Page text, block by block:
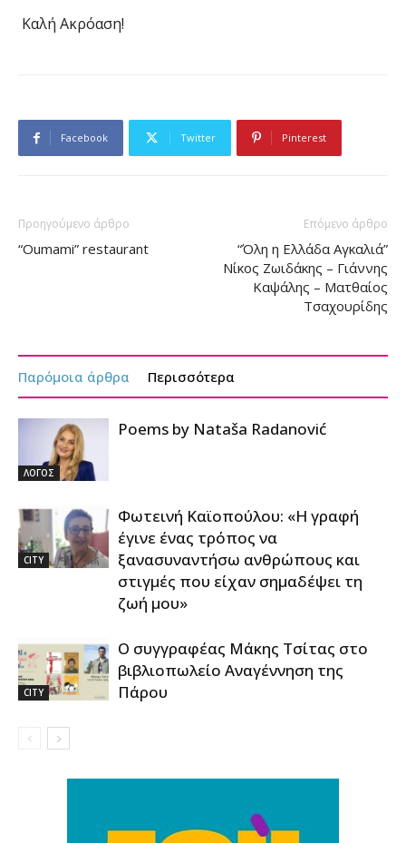
Καλή Ακρόαση!
Facebook Twitter Pinterest
Προηγούμενο άρθρο
“Oumami” restaurant
Επόμενο άρθρο
“Όλη η Ελλάδα Αγκαλιά”
Νίκος Ζωιδάκης – Γιάννης
Καψάλης – Ματθαίος
Τσαχουρίδης
Παρόμοια άρθρα Περισσότερα
ΛΟΓΟΣ
Poems by Nataša Radanović
CITY
Φωτεινή Καϊοπούλου: «Η γραφή
έγινε ένας τρόπος να
ξανασυναντήσω ανθρώπους και
στιγμές που είχαν σημαδέψει τη
ζωή μου»
CITY
Ο συγγραφέας Μάκης Τσίτας στο
βιβλιοπωλείο Αναγέννηση της
Πάρου